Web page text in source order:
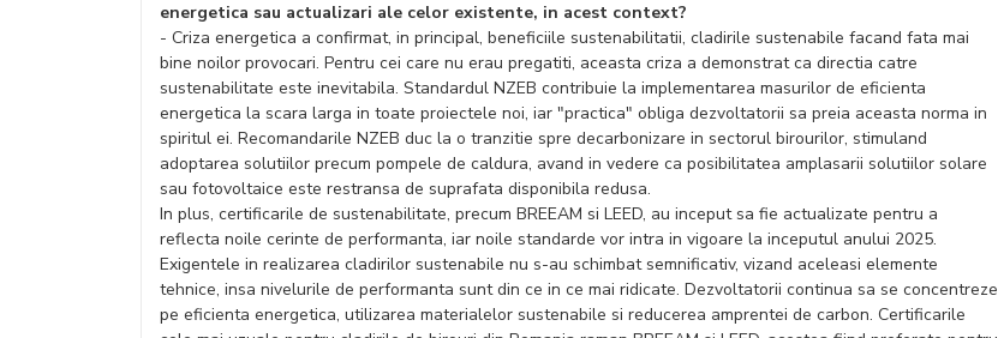
energetica sau actualizari ale celor existente, in acest context?
- Criza energetica a confirmat, in principal, beneficiile sustenabilitatii, cladirile sustenabile facand fata mai
bine noilor provocari. Pentru cei care nu erau pregatiti, aceasta criza a demonstrat ca directia catre
sustenabilitate este inevitabila. Standardul NZEB contribuie la implementarea masurilor de eficienta
energetica la scara larga in toate proiectele noi, iar "practica" obliga dezvoltatorii sa preia aceasta norma in
spiritul ei. Recomandarile NZEB duc la o tranzitie spre decarbonizare in sectorul birourilor, stimuland
adoptarea solutiilor precum pompele de caldura, avand in vedere ca posibilitatea amplasarii solutiilor solare
sau fotovoltaice este restransa de suprafata disponibila redusa.
In plus, certificarile de sustenabilitate, precum BREEAM si LEED, au inceput sa fie actualizate pentru a
reflecta noile cerinte de performanta, iar noile standarde vor intra in vigoare la inceputul anului 2025.
Exigentele in realizarea cladirilor sustenabile nu s-au schimbat semnificativ, vizand aceleasi elemente
tehnice, insa nivelurile de performanta sunt din ce in ce mai ridicate. Dezvoltatorii continua sa se concentreze
pe eficienta energetica, utilizarea materialelor sustenabile si reducerea amprentei de carbon. Certificarile